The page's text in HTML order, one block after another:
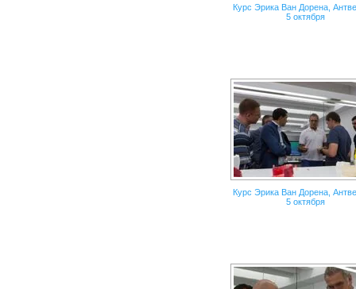
Курс Эрика Ван Дорена,
5 октября
Курс Эрика Ван Дорена,
5 октября